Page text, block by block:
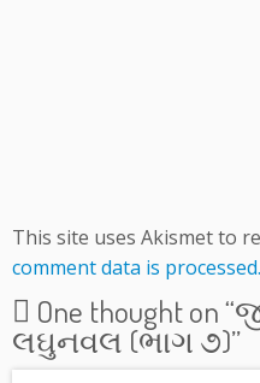
This site uses Akismet to
comment data is processed.
One thought on “
લઘુનવલ (ભાગ ૭)”